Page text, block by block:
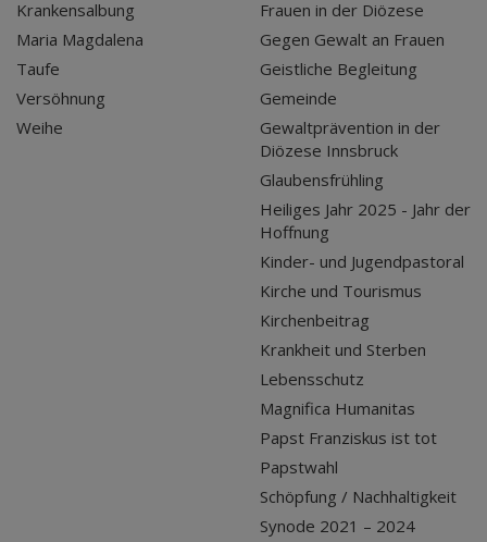
Krankensalbung
Maria Magdalena
Taufe
Versöhnung
Weihe
Frauen in der Diözese
Gegen Gewalt an Frauen
Geistliche Begleitung
Gemeinde
Gewaltprävention in der
Diözese Innsbruck
Glaubensfrühling
Heiliges Jahr 2025 - Jahr der
Hoffnung
Kinder- und Jugendpastoral
Kirche und Tourismus
Kirchenbeitrag
Krankheit und Sterben
Lebensschutz
Magnifica Humanitas
Papst Franziskus ist tot
Papstwahl
Schöpfung / Nachhaltigkeit
Synode 2021 – 2024